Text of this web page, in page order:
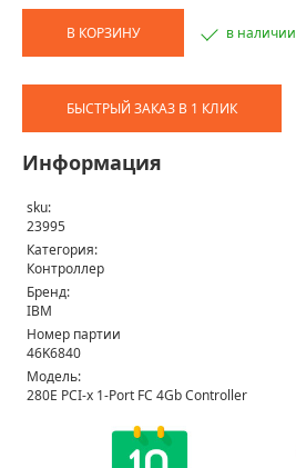
В КОРЗИНУ в наличии
БЫСТРЫЙ ЗАКАЗ В 1 КЛИК
Информация
sku:
23995
Категория:
Контроллер
Бренд:
IBM
Номер партии
46K6840
Модель:
280E PCI-x 1-Port FC 4Gb Controller